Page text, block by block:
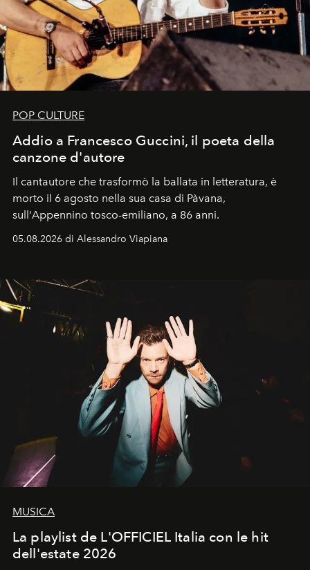
POP CULTURE
Addio a Francesco Guccini, il poeta della
canzone d'autore
Il cantautore che trasformò la ballata in letteratura, è
morto il 6 agosto nella sua casa di Pàvana,
sull'Appennino tosco-emiliano, a 86 anni.
05.08.2026 di Alessandro Viapiana
MUSICA
La playlist de L'OFFICIEL Italia con le hit
dell'estate 2026